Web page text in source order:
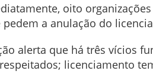
oito
pedem a anulação do
alerta que há três vícios
licenciamento